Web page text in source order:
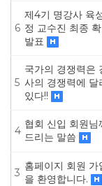
6
제4기 명강사 육
정 교수진 최종
발표
5
국가의 경쟁력은
사의 경쟁력에 달
있다!!
4
협회 신입 회원님
드리는 말씀
3
홈페이지 회원 가
을 환영합니다.